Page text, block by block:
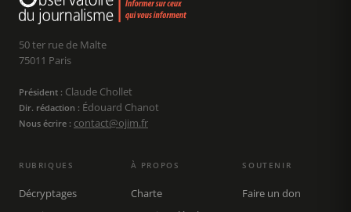
50 ter rue de Malte
75011 Paris
Président : Claude Chollet
Dir. rédaction : Édouard Chanot
Nous écrire : contact@ojim.fr
RUBRIQUES
Décryptages
À PROPOS
Charte
SOUTENIR
Faire un don